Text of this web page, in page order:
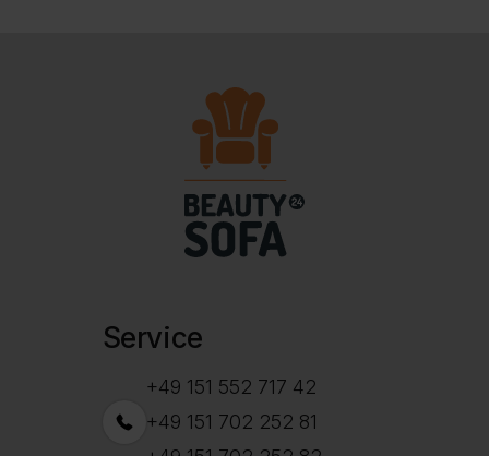
Service
+49 151 552 717 42
+49 151 702 252 81